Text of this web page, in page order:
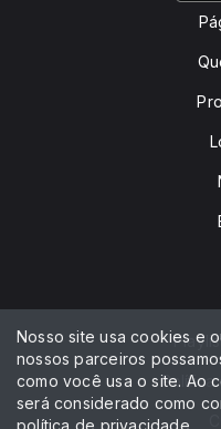
Política
Nosso site usa cookies e
nossos parceiros
como você usa o site. Ao
será considerado como
política de privacidade